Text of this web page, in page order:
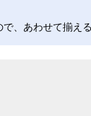
、あわせて揃え